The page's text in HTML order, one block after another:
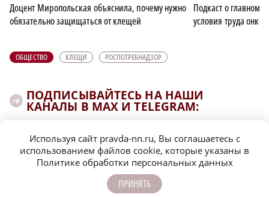
Доцент Миропольская объяснила, почему нужно
обязательно защищаться от клещей
Подкаст о главном:
условия труда
ОБЩЕСТВО КЛЕЩИ РОСПОТРЕБНАДЗОР
ПОДПИСЫВАЙТЕСЬ НА НАШИ
КАНАЛЫ В MAX И TELEGRAM:
НИЖЕГОРОДСКАЯ ПРАВДА
Быстро, честно, точно. И ничего лишнего
Используя сайт pravda-nn.ru, Вы соглашаетесь с
использованием файлов cookie, которые указаны в
Политике обработки персональных данных
ПРИНЯТЬ